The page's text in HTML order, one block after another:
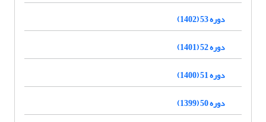
دوره 53 (1402)
دوره 52 (1401)
دوره 51 (1400)
دوره 50 (1399)